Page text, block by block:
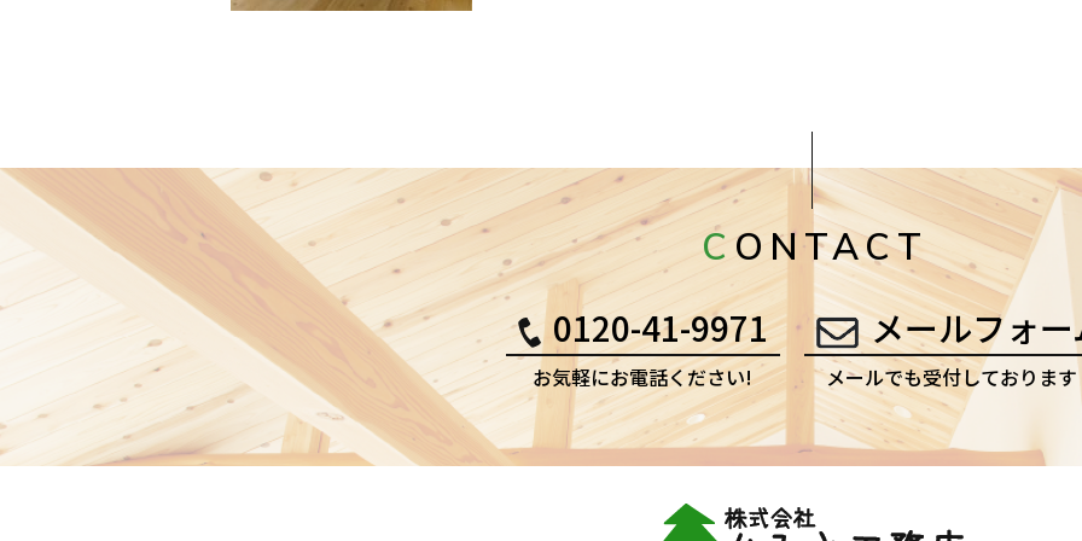
CONTACT
0120-41-9971
お気軽にお電話ください!
メールフォー
メールでも受付しております